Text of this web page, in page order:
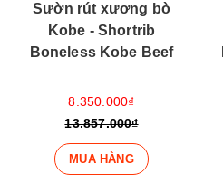
Sườn rút xương bò
Kobe - Shortrib
Boneless Kobe Beef
8.350.000₫
13.857.000₫
MUA HÀNG